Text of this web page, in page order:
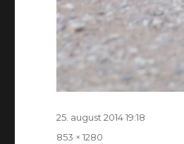
Postitatud
25. august 2014 19:18
Täissuurus
853 × 1280